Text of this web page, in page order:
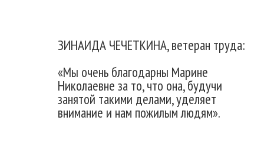
ЗИНАИДА ЧЕЧЕТКИНА, ветеран труда:
«Мы очень благодарны Марине
Николаевне за то, что она, будучи
занятой такими делами, уделяет
внимание и нам пожилым людям».